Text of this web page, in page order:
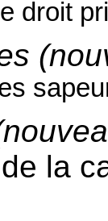
droit
la